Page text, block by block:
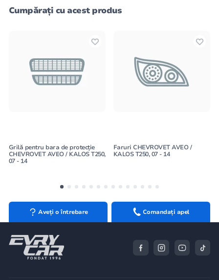
Cumpărați cu acest produs
Grilă pentru bara de protecție
CHEVROVET AVEO / KALOS T250,
07 - 14
Faruri CHEVROVET AVEO /
KALOS T250, 07 - 14
Aveți o întrebare Comandați apel